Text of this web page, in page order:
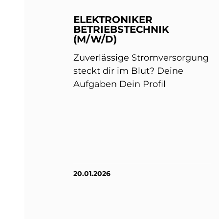
ELEKTRONIKER
BETRIEBSTECHNIK
(M/W/D)
Zuverlässige Stromversorgung
steckt dir im Blut? Deine
Aufgaben Dein Profil
20.01.2026